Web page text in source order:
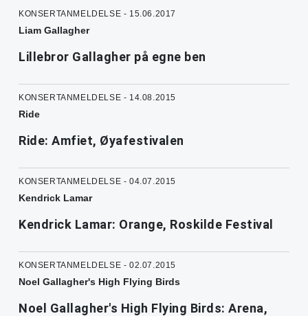
KONSERTANMELDELSE - 15.06.2017
Liam Gallagher
Lillebror Gallagher på egne ben
KONSERTANMELDELSE - 14.08.2015
Ride
Ride: Amfiet, Øyafestivalen
KONSERTANMELDELSE - 04.07.2015
Kendrick Lamar
Kendrick Lamar: Orange, Roskilde Festival
KONSERTANMELDELSE - 02.07.2015
Noel Gallagher's High Flying Birds
Noel Gallagher's High Flying Birds: Arena,